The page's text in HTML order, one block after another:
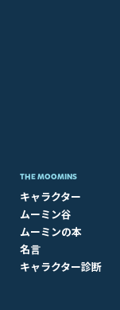
THE MOOMINS
キャラクター
ムーミン谷
ムーミンの本
名言
キャラクター診断